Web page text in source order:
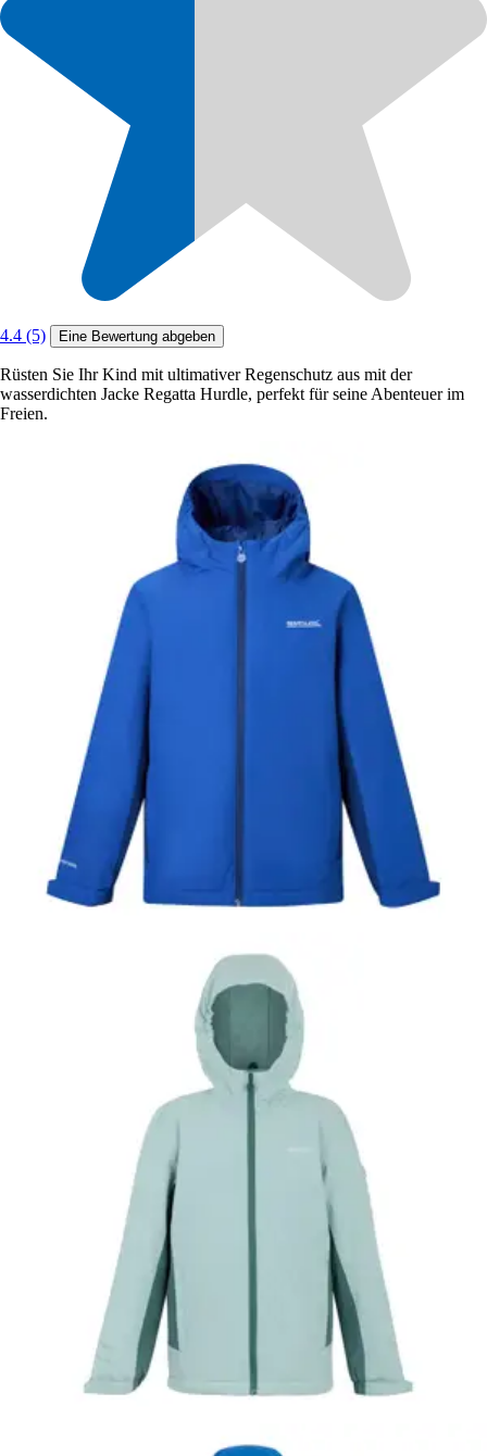
4.4 (5) Eine Bewertung abgeben
Rüsten Sie Ihr Kind mit ultimativer Regenschutz aus mit der
wasserdichten Jacke Regatta Hurdle, perfekt für seine Abenteuer im
Freien.